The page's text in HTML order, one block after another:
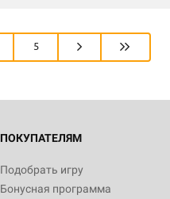
5
ПОКУПАТЕЛЯМ
Подобрать игру
Бонусная программа